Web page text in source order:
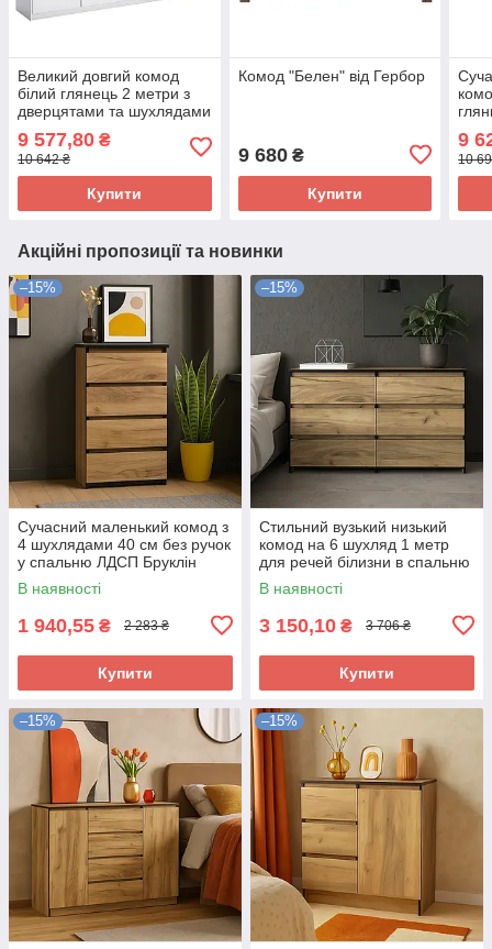
Великий довгий комод
білий глянець 2 метри з
дверцятами та шухлядами
стилі Рома Миро-Марк
9 577,80 ₴
10 642 ₴
Купити
Комод "Белен" від Гербор
9 680₴
Купити
9
10
Акційні пропозиції та новинки
–15%
Сучасний маленький комод з
4 шухлядами 40 см без ручок
у спальню ЛДСП Бруклін
Мебель Сервіс дуб крафт
золотий
В наявності
1 940,55 ₴ 2 283 ₴
Купити
–15%
Стильний вузький низький
комод на 6 шухляд 1 метр
для речей білизни в спальню
кімнату ЛДСП Бруклін
Мебель Сервіс
В наявності
3 150,10 ₴ 3 706 ₴
Купити
–15% –15%